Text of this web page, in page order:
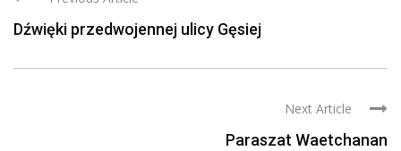
Dźwięki przedwojennej ulicy Gęsiej
Next Article
Paraszat Waetchanan